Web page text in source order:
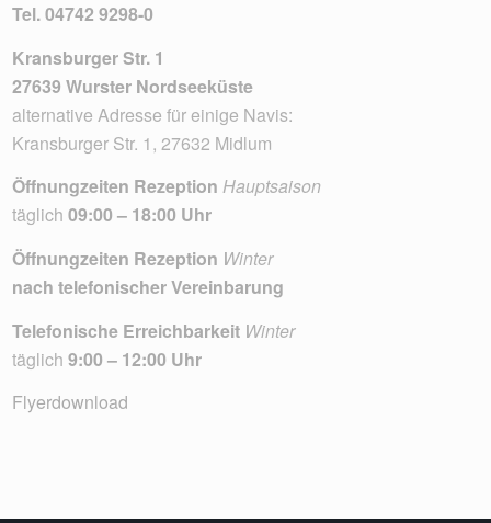
Tel.04742 9298-0
Kransburger Str. 1
27639 Wurster Nordseeküste
alternative Adresse für einige Navis:
Kransburger Str. 1, 27632 Midlum
Öffnungzeiten RezeptionHauptsaison
täglich 09:00 – 18:00 Uhr
Öffnungzeiten Rezeption Winter
nach telefonischer Vereinbarung
Telefonische Erreichbarkeit Winter
täglich 9:00 – 12:00 Uhr
Flyerdownload